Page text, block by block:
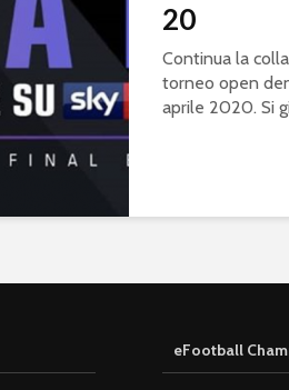
20
Continua la
torneo open
aprile 2020. Si
eFootball